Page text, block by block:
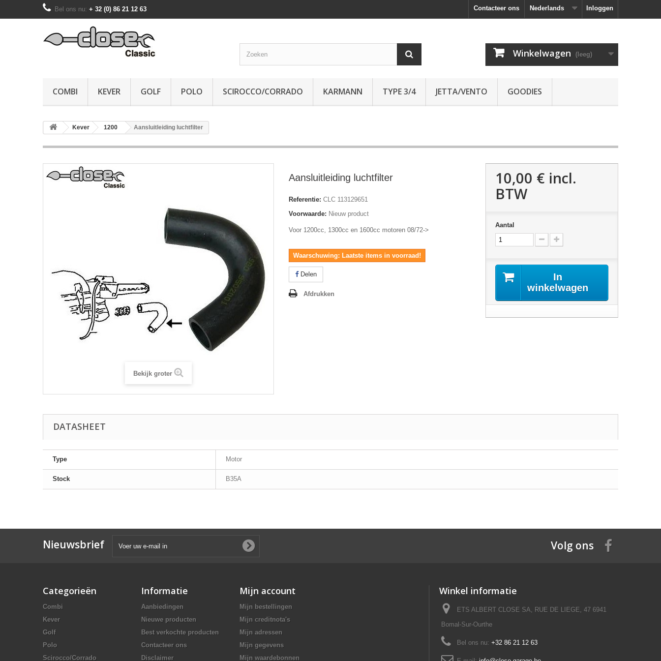
Inloggen
Nederlands
Contacteer ons
Bel ons nu: + 32 (0) 86 21 12 63
Winkelwagen (leeg)
COMBI KEVER GOLF POLO SCIROCCO/CORRADO KARMANN TYPE 3/4 JETTA/VENTO GOODIES
Kever 1200 Aansluitleiding luchtfilter
Bekijk groter
Aansluitleiding luchtfilter
Referentie: CLC 113129651
Voorwaarde: Nieuw product
Voor 1200cc, 1300cc en 1600cc motoren 08/72->
Waarschuwing: Laatste items in voorraad!
Delen
Afdrukken
10,00 € incl.
BTW
Aantal
In
winkelwagen
DATASHEET
Type Motor
Stock B35A
Nieuwsbrief Volg ons
Categorieën
Combi
Kever
Golf
Polo
Scirocco/Corrado
Informatie
Aanbiedingen
Nieuwe producten
Best verkochte producten
Contacteer ons
Disclaimer
Mijn account
Mijn bestellingen
Mijn creditnota's
Mijn adressen
Mijn gegevens
Mijn waardebonnen
Winkel informatie
ETS ALBERT CLOSE SA, RUE DE LIEGE, 47 6941
Bomal-Sur-Ourthe
Bel ons nu: +32 86 21 12 63